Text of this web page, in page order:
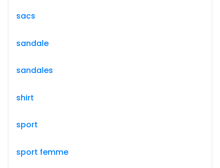
sacs
sandale
sandales
shirt
sport
sport femme